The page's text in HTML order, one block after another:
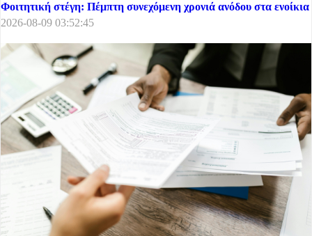
Φοιτητική στέγη: Πέμπτη συνεχόμενη χρονιά ανόδου στα ενοίκια
2026-08-09 03:52:45